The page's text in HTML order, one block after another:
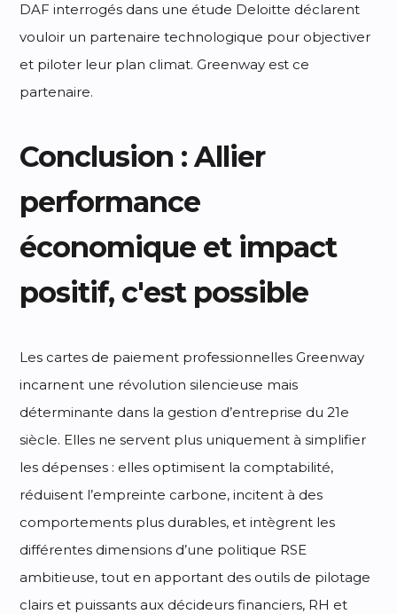
DAF interrogés dans une étude Deloitte déclarent
vouloir un partenaire technologique pour objectiver
et piloter leur plan climat. Greenway est ce
partenaire.
Conclusion : Allier
performance
économique et impact
positif, c'est possible
Les cartes de paiement professionnelles Greenway
incarnent une révolution silencieuse mais
déterminante dans la gestion d’entreprise du 21e
siècle. Elles ne servent plus uniquement à simplifier
les dépenses : elles optimisent la comptabilité,
réduisent l’empreinte carbone, incitent à des
comportements plus durables, et intègrent les
différentes dimensions d’une politique RSE
ambitieuse, tout en apportant des outils de pilotage
clairs et puissants aux décideurs financiers, RH et